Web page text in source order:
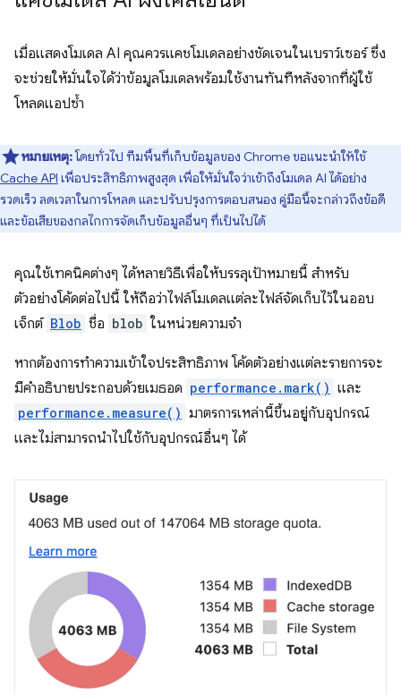
เมื่อแสดงโมเดล AI คุณควรแคชโมเดลอย่างชัดเจนในเบราว์เซอร์ ซึ่ง
จะช่วยให้มั่นใจได้ว่าข้อมูลโมเดลพร้อมใช้งานทันทีหลังจากที่ผู้ใช้
โหลดแอปซ้ำ
หมายเหตุ:โดยทั่วไป ทีมพื้นที่เก็บข้อมูลของ Chrome ขอแนะนำให้ใช้
Cache API เพื่อประสิทธิภาพสูงสุด เพื่อให้มั่นใจว่าเข้าถึงโมเดล AI ได้อย่าง
รวดเร็ว ลดเวลาในการโหลด และปรับปรุงการตอบสนอง คู่มือนี้จะกล่าวถึงข้อดี
และข้อเสียของกลไกการจัดเก็บข้อมูลอื่นๆ ที่เป็นไปได้
คุณใช้เทคนิคต่างๆ ได้หลายวิธีเพื่อให้บรรลุเป้าหมายนี้ สำหรับ
ตัวอย่างโค้ดต่อไปนี้ ให้ถือว่าไฟล์โมเดลแต่ละไฟล์จัดเก็บไว้ในออบ
เจ็กต์ Blob ชื่อ blob ในหน่วยความจำ
หากต้องการทำความเข้าใจประสิทธิภาพ โค้ดตัวอย่างแต่ละรายการจะ
มีคำอธิบายประกอบด้วยเมธอด performance.mark() และ
performance.measure() มาตรการเหล่านี้ขึ้นอยู่กับอุปกรณ์
และไม่สามารถนำไปใช้กับอุปกรณ์อื่นๆ ได้